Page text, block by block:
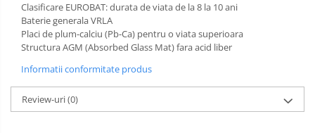
Clasificare EUROBAT: durata de viata de la 8 la 10 ani
Baterie generala VRLA
Placi de plum-calciu (Pb-Ca) pentru o viata superioara
Structura AGM (Absorbed Glass Mat) fara acid liber
Informatii conformitate produs
Review-uri(0)